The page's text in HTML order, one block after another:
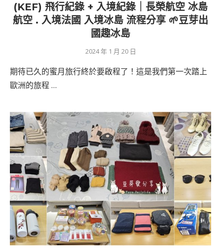
(KEF) 飛行紀錄 + 入境紀錄｜長榮航空 冰島
航空 . 入境法國 入境冰島 流程分享 🌱豆芽出
國趣冰島
2024 年 1 月 20 日
期待已久的蜜月旅行終於要啟程了！這是我們第一次踏上
歐洲的旅程 …